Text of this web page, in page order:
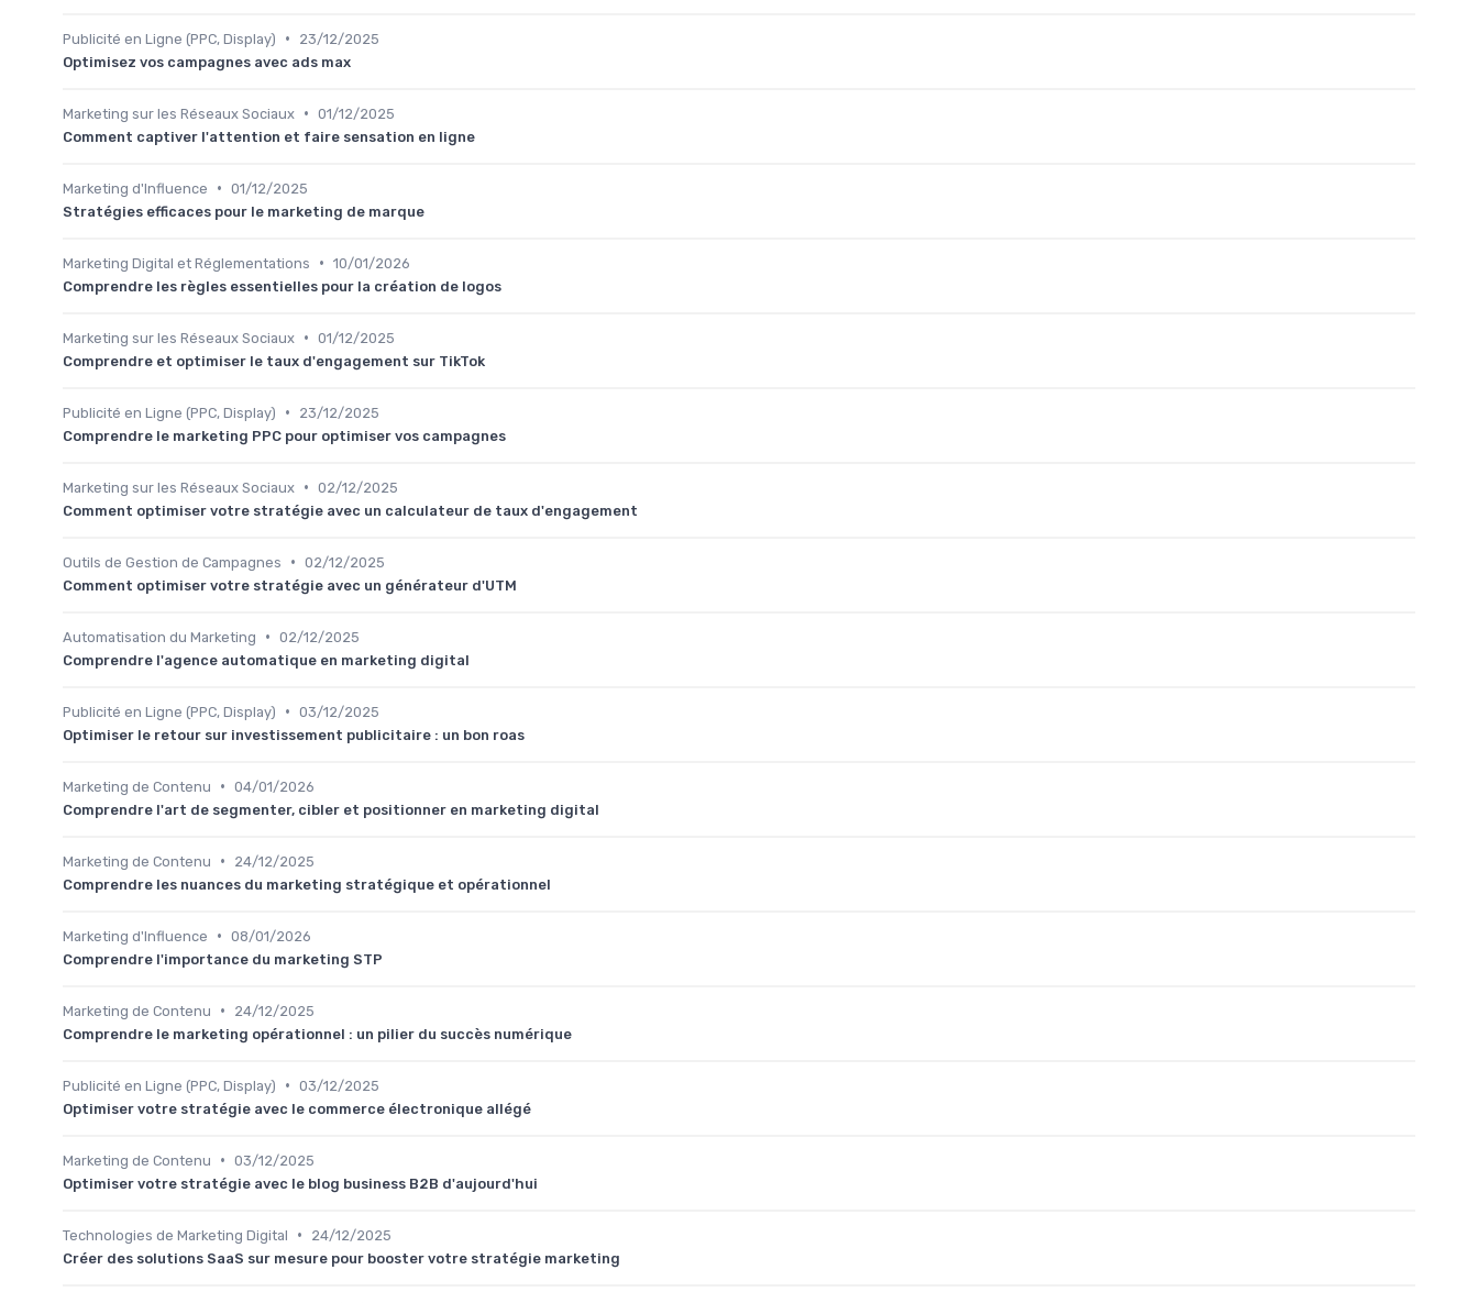
Publicité en Ligne (PPC, Display) •
23/12/2025
Optimisez vos campagnes avec ads max
Marketing sur les Réseaux Sociaux • 01/12/2025
Comment captiver l'attention et faire sensation en ligne
Marketing d'Influence • 01/12/2025
Stratégies efficaces pour le marketing de marque
Marketing Digital et Réglementations • 10/01/2026
Comprendre les règles essentielles pour la création de logos
Marketing sur les Réseaux Sociaux • 01/12/2025
Comprendre et optimiser le taux d'engagement sur TikTok
Publicité en Ligne (PPC, Display) •
23/12/2025
Comprendre le marketing PPC pour optimiser vos campagnes
Marketing sur les Réseaux Sociaux • 02/12/2025
Comment optimiser votre stratégie avec un calculateur de taux d'engagement
Outils de Gestion de Campagnes • 02/12/2025
Comment optimiser votre stratégie avec un générateur d'UTM
Automatisation du Marketing • 02/12/2025
Comprendre l'agence automatique en marketing digital
Publicité en Ligne (PPC, Display) • 03/12/2025
Optimiser le retour sur investissement publicitaire : un bon roas
Marketing de Contenu • 04/01/2026
Comprendre l'art de segmenter, cibler et positionner en marketing digital
Marketing de Contenu •
24/12/2025
Comprendre les nuances du marketing stratégique et opérationnel
Marketing d'Influence • 08/01/2026
Comprendre l'importance du marketing STP
Marketing de Contenu •
24/12/2025
Comprendre le marketing opérationnel : un pilier du succès numérique
Publicité en Ligne (PPC, Display) • 03/12/2025
Optimiser votre stratégie avec le commerce électronique allégé
Marketing de Contenu • 03/12/2025
Optimiser votre stratégie avec le blog business B2B d'aujourd'hui
Technologies de Marketing Digital •
24/12/2025
Créer des solutions SaaS sur mesure pour booster votre stratégie marketing